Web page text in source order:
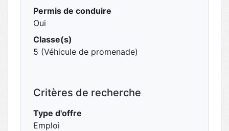
Permis de conduire
Oui
Classe(s)
5 (Véhicule de promenade)
Critères de recherche
Type d'offre
Emploi